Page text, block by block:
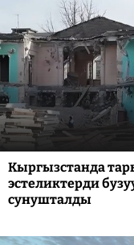
Кыргызстанда
эстеликтерди
сунушталды